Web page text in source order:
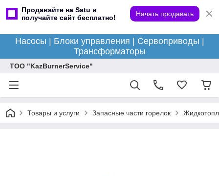
Продавайте на Satu и
получайте сайт бесплатно!
Начать продавать
Насосы | Блоки управления | Сервоприводы |
Трансформаторы
ТОО "KazBurnerService"
Товары и услуги Запасные части горелок